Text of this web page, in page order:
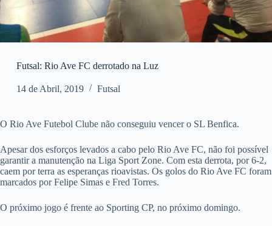
Futsal: Rio Ave FC derrotado na Luz
14 de Abril, 2019 Futsal
O Rio Ave Futebol Clube não conseguiu vencer o SL Benfica.
Apesar dos esforços levados a cabo pelo Rio Ave FC, não foi possível
garantir a manutenção na Liga Sport Zone. Com esta derrota, por 6-2,
caem por terra as esperanças rioavistas. Os golos do Rio Ave FC foram
marcados por Felipe Simas e Fred Torres.
O próximo jogo é frente ao Sporting CP, no próximo domingo.